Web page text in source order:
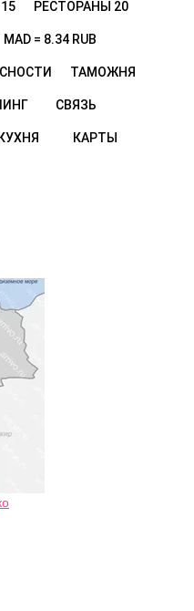
15 РЕСТОРАНЫ 20
MAD = 8.34 RUB
ТАМОЖНЯ
СВЯЗЬ
КУХНЯ КАРТЫ